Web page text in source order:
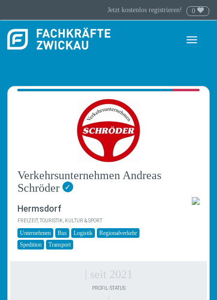
Jetzt kostenlos registrieren! 0
Toggle
Verkehrsunternehmen Andreas
Schröder
✓
Hermsdorf
FREIZEIT, TOURISTIK, KULTUR & SPORT
Unternehmen Bus Logistik
Regionalverkehr
Spedition
Transport
| seit 2021
PROFIL-STATUS